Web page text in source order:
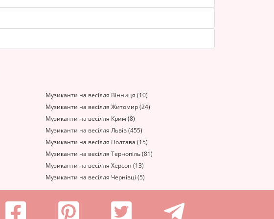
Музиканти на весілля Вінниця (10)
Музиканти на весілля Житомир (24)
Музиканти на весілля Крим (8)
Музиканти на весілля Львів (455)
Музиканти на весілля Полтава (15)
Музиканти на весілля Тернопіль (81)
Музиканти на весілля Херсон (13)
Музиканти на весілля Чернівці (5)